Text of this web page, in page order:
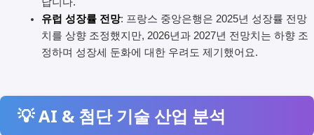
유럽 성장률 전망: 프랑스 중앙은행은 2025년 성장률 전망
치를 상향 조정했지만, 2026년과 2027년 전망치는 하향 조
정하며 성장세 둔화에 대한 우려도 제기했어요.
💡 AI & 첨단 기술 산업 분석